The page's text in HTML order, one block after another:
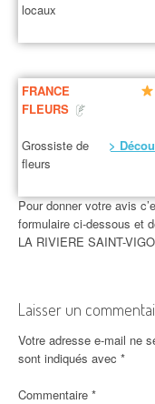
locaux
FRANCE
FLEURS
Grossiste de
fleurs
>
Pour donner votre avis
formulaire ci-dessous et
LA RIVIERE SAINT-
Laisser un
Votre adresse e-mail ne
sont indiqués avec *
Commentaire *